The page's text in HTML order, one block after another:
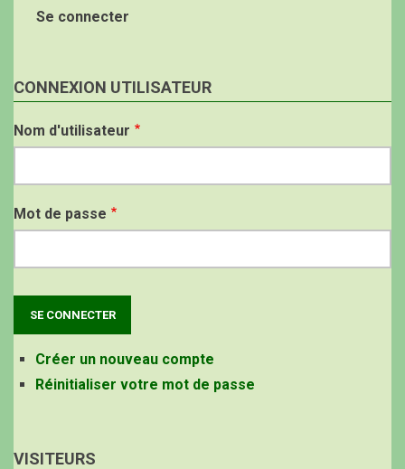
Se connecter
CONNEXION UTILISATEUR
Nom d'utilisateur
Mot de passe
Créer un nouveau compte
Réinitialiser votre mot de passe
VISITEURS